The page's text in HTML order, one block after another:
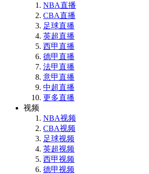
NBA直播
CBA直播
足球直播
英超直播
西甲直播
德甲直播
法甲直播
意甲直播
中超直播
更多直播
视频
NBA视频
CBA视频
足球视频
英超视频
西甲视频
德甲视频